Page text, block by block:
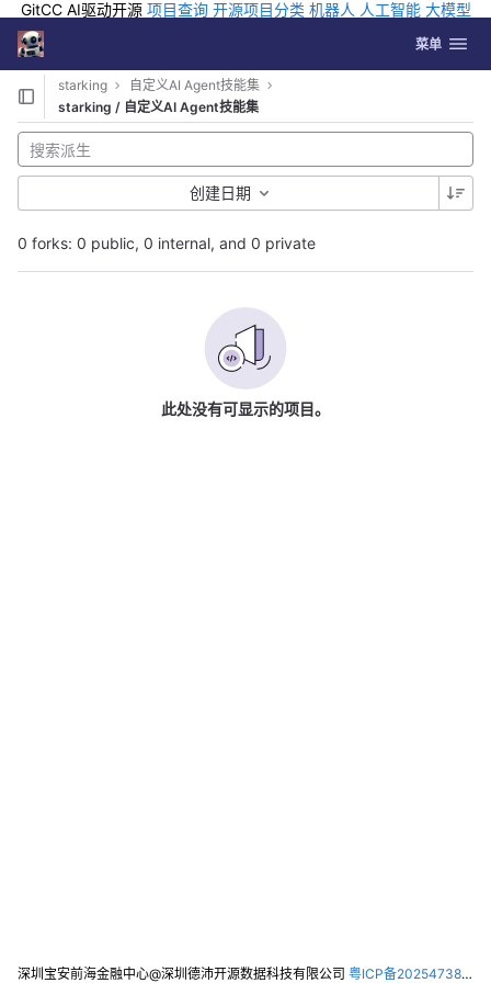
GitCC AI驱动开源 项目查询 开源项目分类 机器人 人工智能 大模型
排行
Skip to content
GitLab 切换导航
菜单
starking
自定义AI Agent技能集
starking / 自定义AI Agent技能集
0 forks: 0 public, 0 internal, and 0 private
创建日期
此处没有可显示的项目。
深圳宝安前海金融中心@深圳德沛开源数据科技有限公司 粤ICP备2025473821号-2